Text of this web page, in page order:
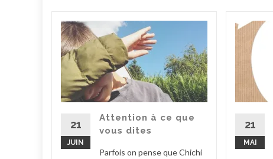
21
JUIN
Attention à ce que
vous dites
Parfois on pense que Chichi
21
MAI